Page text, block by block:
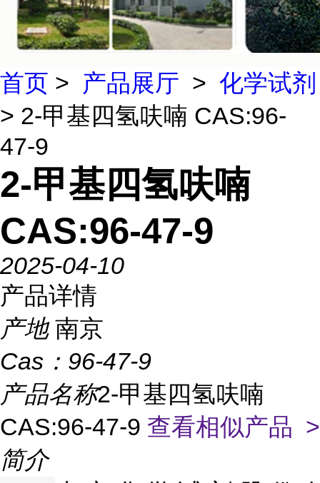
首页 > 产品展厅 > 化学试剂
> 2-甲基四氢呋喃 CAS:96-
47-9
2-甲基四氢呋喃
CAS:96-47-9
2025-04-10
产品详情
产地 南京
Cas： 96-47-9
产品名称2-甲基四氢呋喃
CAS:96-47-9 查看相似产品 >
简介